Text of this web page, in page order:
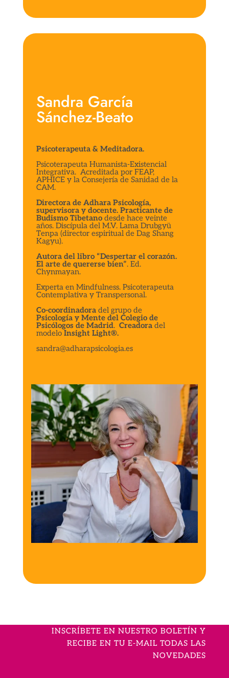
Sandra García
Sánchez-Beato
Psicoterapeuta & Meditadora.
Psicoterapeuta Humanista-Existencial
Integrativa. Acreditada por FEAP,
APHICE y la Consejería de Sanidad de la
CAM.
Directora de Adhara Psicología,
supervisora y docente. Practicante de
Budismo Tibetanodesde hace veinte
años. Discípula del M.V. Lama Drubgyü
Tenpa (director espiritual de Dag Shang
Kagyu).
Autora del libro “Despertar el corazón.
El arte de quererse bien”. Ed.
Chynmayan.
Experta en Mindfulness. Psicoterapeuta
Contemplativa y Transpersonal.
Co-coordinadoradel grupo de
Psicología y Mente del Colegio de
Psicólogos de Madrid. Creadoradel
modelo Insight Light®.
sandra@adharapsicologia.es
INSCRÍBETE EN NUESTRO BOLETÍN Y
RECIBE EN TU E-MAIL TODAS LAS
NOVEDADES